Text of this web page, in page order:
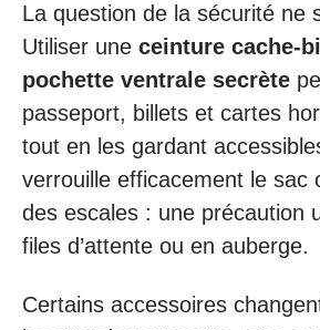
La question de la sécurité ne
Utiliser une ceinture cache-
pochette ventrale secrète
passeport, billets et cartes
tout en les gardant
verrouille efficacement le sac
des escales : une précaution
files d’attente ou en auberge.
Certains accessoires